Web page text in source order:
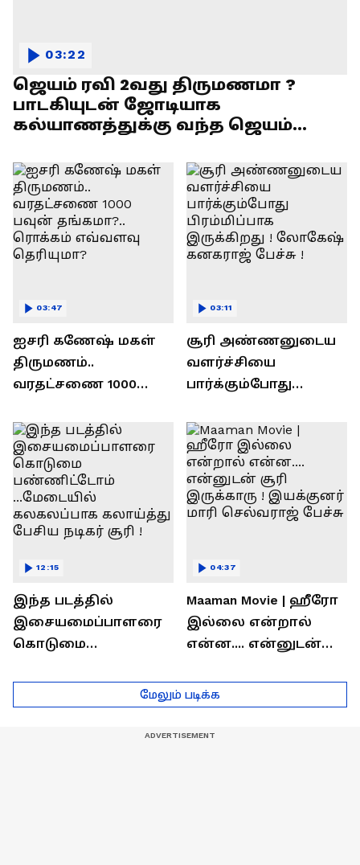
ஜெயம் ரவி 2வது திருமணமா ?
பாடகியுடன் ஜோடியாக
கல்யாணத்துக்கு வந்த ஜெயம்
03:22
ஐசரி கணேஷ் மகள்
திருமணம்..
வரதட்சணை 1000
ரொக்கம் எவ்வளவு
தெரியுமா?
03:47
சூரி அண்ணனுடைய
வளர்ச்சியை
பார்க்கும்போது
இருக்கிறது !
லோகேஷ் கனகராஜ்
பேச்சு !
03:11
இந்த படத்தில்
இசையமைப்பாளரை
கொடுமை
...மேடையில்
கலகலப்பாக
12:15
Maaman Movie | ஹீரோ
இல்லை என்றால்
என்ன.... என்னுடன்
இயக்குனர் மாரி
செல்வராஜ் பேச்சு
04:37
மேலும் படிக்க